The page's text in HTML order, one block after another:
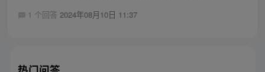
1 个回答 2024年08月10日 11:37